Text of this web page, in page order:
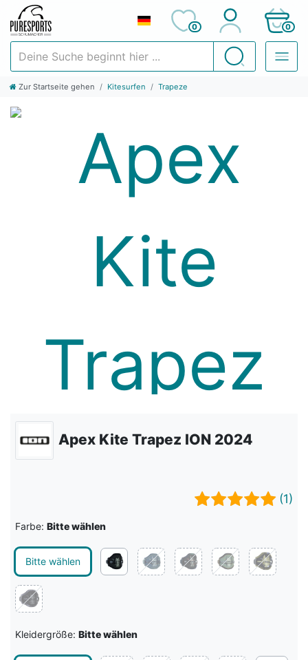
Suchen
0 0
Zur Startseite gehen Kitesurfen Trapeze
Apex Kite Trapez ION 2024
(1)
Farbe: Bitte wählen
Bitte wählen
Kleidergröße: Bitte wählen